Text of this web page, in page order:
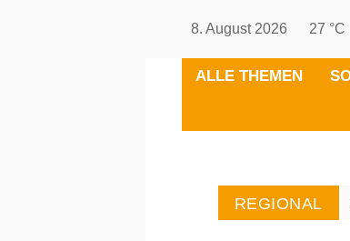
8. August 2026 27 °C
ALLE THEMEN
REGIONAL